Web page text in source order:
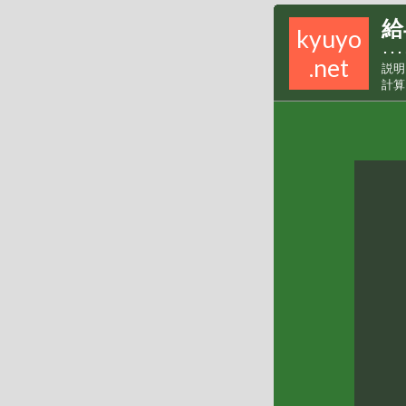
kyuyo
.net
･･
説明
計算